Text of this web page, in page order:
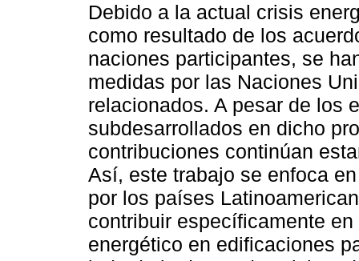
Debido a la actual crisis
como resultado de los
naciones participantes, se
medidas por las Naciones
relacionados. A pesar de los
subdesarrollados en dicho
contribuciones continúan
Así, este trabajo se enfoca
por los países
contribuir específicamente
energético en edificaciones